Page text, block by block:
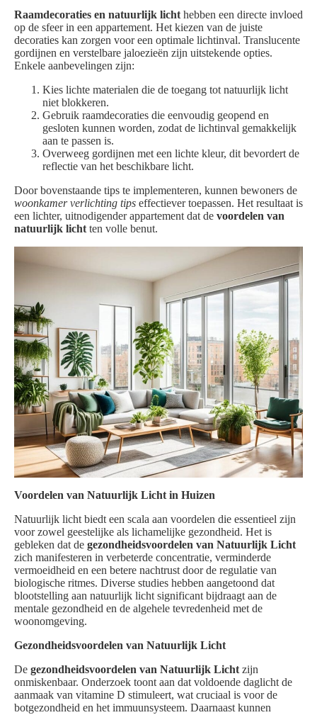
Raamdecoraties en natuurlijk licht hebben een directe invloed
op de sfeer in een appartement. Het kiezen van de juiste
decoraties kan zorgen voor een optimale lichtinval. Translucente
gordijnen en verstelbare jaloezieën zijn uitstekende opties.
Enkele aanbevelingen zijn:
Kies lichte materialen die de toegang tot natuurlijk licht
niet blokkeren.
Gebruik raamdecoraties die eenvoudig geopend en
gesloten kunnen worden, zodat de lichtinval gemakkelijk
aan te passen is.
Overweeg gordijnen met een lichte kleur, dit bevordert de
reflectie van het beschikbare licht.
Door bovenstaande tips te implementeren, kunnen bewoners de
woonkamer verlichting tips effectiever toepassen. Het resultaat is
een lichter, uitnodigender appartement dat de voordelen van
natuurlijk licht ten volle benut.
Voordelen van Natuurlijk Licht in Huizen
Natuurlijk licht biedt een scala aan voordelen die essentieel zijn
voor zowel geestelijke als lichamelijke gezondheid. Het is
gebleken dat de gezondheidsvoordelen van Natuurlijk Licht
zich manifesteren in verbeterde concentratie, verminderde
vermoeidheid en een betere nachtrust door de regulatie van
biologische ritmes. Diverse studies hebben aangetoond dat
blootstelling aan natuurlijk licht significant bijdraagt aan de
mentale gezondheid en de algehele tevredenheid met de
woonomgeving.
Gezondheidsvoordelen van Natuurlijk Licht
De gezondheidsvoordelen van Natuurlijk Licht zijn
onmiskenbaar. Onderzoek toont aan dat voldoende daglicht de
aanmaak van vitamine D stimuleert, wat cruciaal is voor de
botgezondheid en het immuunsysteem. Daarnaast kunnen